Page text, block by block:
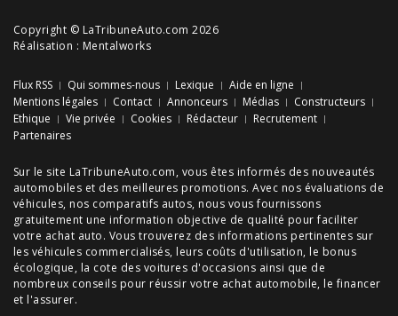
Copyright © LaTribuneAuto.com 2026
Réalisation : Mentalworks
Flux RSS Qui sommes-nous Lexique
Aide en ligne
Mentions légales
Contact Annonceurs Médias
Constructeurs
Ethique
Vie privée Cookies Rédacteur
Recrutement
Partenaires
Sur le site LaTribuneAuto.com, vous êtes informés des nouveautés
automobiles et des meilleures promotions. Avec nos évaluations de
véhicules, nos comparatifs autos, nous vous fournissons
gratuitement une information objective de qualité pour faciliter
votre achat auto. Vous trouverez des informations pertinentes sur
les véhicules commercialisés, leurs coûts d'utilisation, le bonus
écologique, la cote des voitures d'occasions ainsi que de
nombreux conseils pour réussir votre achat automobile, le financer
et l'assurer.